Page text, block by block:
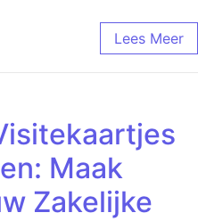
Lees Meer
Maak
Zakelijke